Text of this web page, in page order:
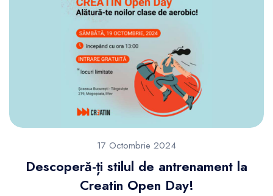
17 Octombrie 2024
Descoperă-ți stilul de antrenament la
Creatin Open Day!